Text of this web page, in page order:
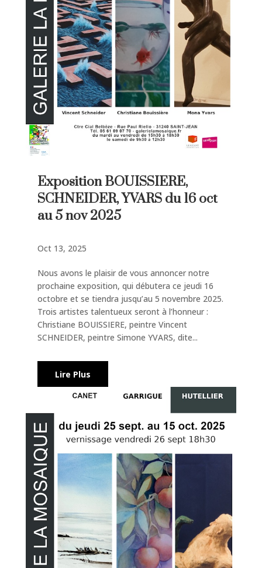
Exposition BOUISSIERE,
SCHNEIDER, YVARS du 16 oct
au 5 nov 2025
Oct 13, 2025
Nous avons le plaisir de vous annoncer notre
prochaine exposition, qui débutera ce jeudi 16
octobre et se tiendra jusqu’au 5 novembre 2025.
Trois artistes talentueux seront à l’honneur :
Christiane BOUISSIERE, peintre Vincent
SCHNEIDER, peintre Simone YVARS, dite...
Lire Plus